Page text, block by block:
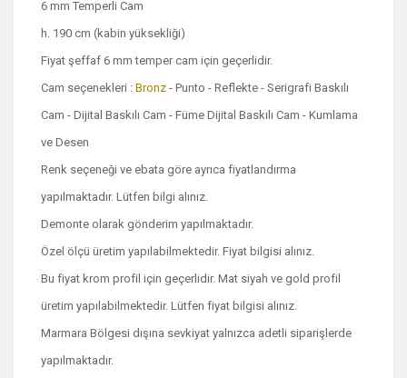
6 mm Temperli Cam
h. 190 cm (kabin yüksekliği)
Fiyat şeffaf 6 mm temper cam için geçerlidir.
Cam seçenekleri : Bronz - Punto - Reflekte - Serigrafi Baskılı
Cam - Dijital Baskılı Cam - Füme Dijital Baskılı Cam - Kumlama
ve Desen
Renk seçeneği ve ebata göre ayrıca fiyatlandırma
yapılmaktadır. Lütfen bilgi alınız.
Demonte olarak gönderim yapılmaktadır.
Özel ölçü üretim yapılabilmektedir. Fiyat bilgisi alınız.
Bu fiyat krom profil için geçerlidir. Mat siyah ve gold profil
üretim yapılabilmektedir. Lütfen fiyat bilgisi alınız.
Marmara Bölgesi dışına sevkiyat yalnızca adetli siparişlerde
yapılmaktadır.